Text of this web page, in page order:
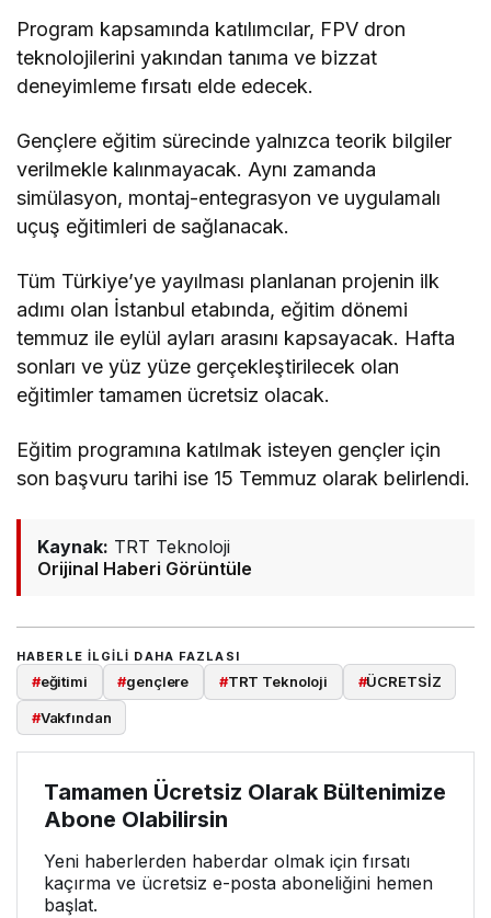
Program kapsamında katılımcılar, FPV dron
teknolojilerini yakından tanıma ve bizzat
deneyimleme fırsatı elde edecek.
Gençlere eğitim sürecinde yalnızca teorik bilgiler
verilmekle kalınmayacak. Aynı zamanda
simülasyon, montaj-entegrasyon ve uygulamalı
uçuş eğitimleri de sağlanacak.
Tüm Türkiye’ye yayılması planlanan projenin ilk
adımı olan İstanbul etabında, eğitim dönemi
temmuz ile eylül ayları arasını kapsayacak. Hafta
sonları ve yüz yüze gerçekleştirilecek olan
eğitimler tamamen ücretsiz olacak.
Eğitim programına katılmak isteyen gençler için
son başvuru tarihi ise 15 Temmuz olarak belirlendi.
Kaynak: TRT Teknoloji
Orijinal Haberi Görüntüle
HABERLE ILGILI DAHA FAZLASI
#eğitimi #gençlere #TRT Teknoloji #ÜCRETSİZ
#Vakfından
Tamamen Ücretsiz Olarak Bültenimize
Abone Olabilirsin
Yeni haberlerden haberdar olmak için fırsatı
kaçırma ve ücretsiz e-posta aboneliğini hemen
başlat.